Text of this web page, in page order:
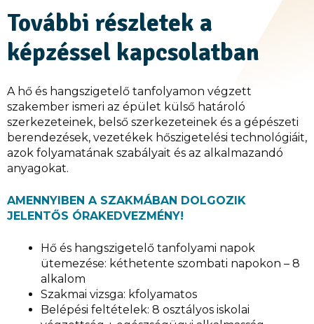
További részletek a
képzéssel kapcsolatban
A hő és hangszigetelő tanfolyamon végzett
szakember ismeri az épület külső határoló
szerkezeteinek, belső szerkezeteinek és a gépészeti
berendezések, vezetékek hőszigetelési technológiáit,
azok folyamatának szabályait és az alkalmazandó
anyagokat.
AMENNYIBEN A SZAKMÁBAN DOLGOZIK
JELENTŐS ÓRAKEDVEZMÉNY!
Hő és hangszigetelő tanfolyami napok
ütemezése: kéthetente szombati napokon – 8
alkalom
Szakmai vizsga: kfolyamatos
Belépési feltételek: 8 osztályos iskolai